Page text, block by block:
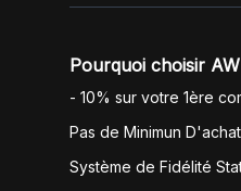
Pourquoi choisir
- 10% sur votre 1ère
Pas de Minimun D'achat
Système de Fidélité